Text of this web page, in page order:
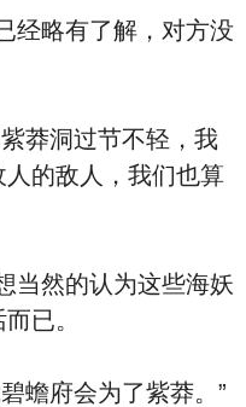
有了解，对方没
过节不轻，我
的敌人，我们也算
的认为这些海妖
已。
会为了紫莽。”